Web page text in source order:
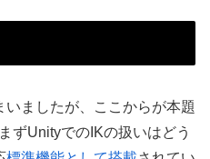
ましたが、ここからが本題
ずUnityでのIKの扱いはどう